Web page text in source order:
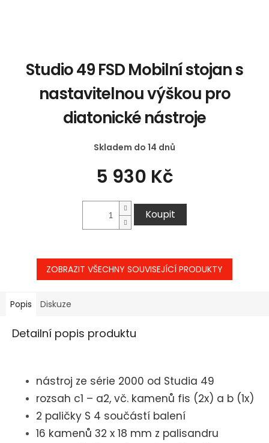
Studio 49 FSD Mobilní stojan s
nastavitelnou výškou pro
diatonické nástroje
Skladem do 14 dnů
5 930 Kč
Koupit
ZOBRAZIT VŠECHNY SOUVISEJÍCÍ PRODUKTY
Popis Diskuze
Detailní popis produktu
nástroj ze série 2000 od Studia 49
rozsah c1 – a2, vč. kamenů fis (2x) a b (1x)
2 paličky S 4 součástí balení
16 kamenů 32 x 18 mm z palisandru